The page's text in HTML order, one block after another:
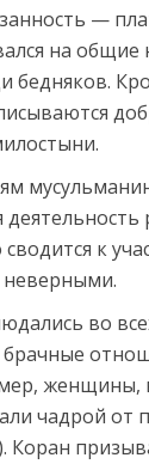
—
на общие
бедняков.
к
во
брачные
женщины,
чадрой от
Коран